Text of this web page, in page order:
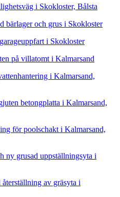
i Skokloster, Bålsta
bärlager och grus i Skokloster
i Skokloster
på villatomt i Kalmarsand
i Kalmarsand,
betongplatta i Kalmarsand,
för poolschakt i Kalmarsand,
ny grusad uppställningsyta i
av gräsyta i